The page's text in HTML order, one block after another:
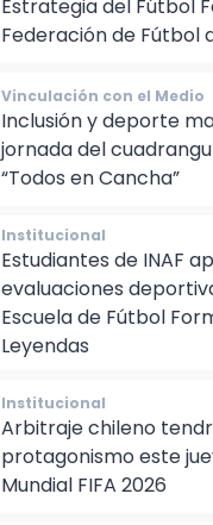
Estrategia del Fútbol
Federación de Fútbol
Vinculación con el Medio
Inclusión y deporte
jornada del
“Todos en Cancha”
Institucional
Estudiantes de INAF
evaluaciones
Escuela de Fútbol
Leyendas
Institucional
Arbitraje chileno
protagonismo este
Mundial FIFA 2026